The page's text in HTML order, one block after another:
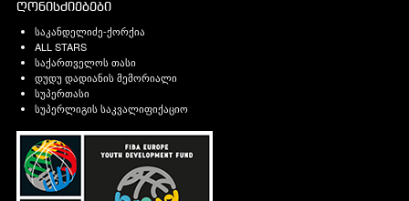
ღონისძიებები
საკანდელიძე-ქორქია
ALL STARS
საქართველოს თასი
დუდუ დადიანის მემორიალი
სუპერთასი
სუპერლიგის საკვალიფიქაციო